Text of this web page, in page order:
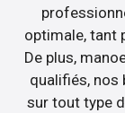
optimale, tant
De plus,
qualifiés, nos
sur tout type